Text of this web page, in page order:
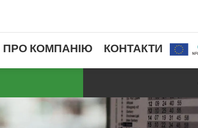
ПРО КОМПАНІЮ КОНТАКТИ